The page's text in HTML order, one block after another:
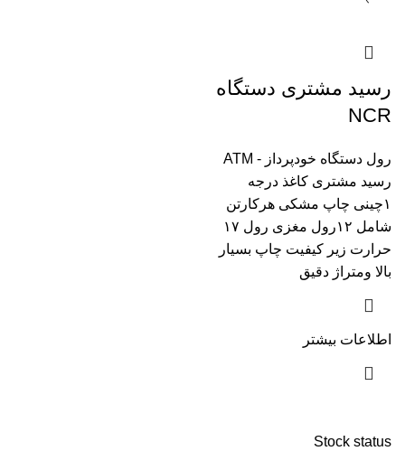
Stock status
رسید مشتری دستگاه
NCR
رول دستگاه خودپرداز - ATM
رسید مشتری کاغذ درجه
۱چینی چاپ مشکی هرکارتن
شامل ۱۲رول مغزی رول ۱۷
حرارت زیر کیفیت چاپ بسیار
بالا و‌متراژ دقیق
اطلاعات بیشتر